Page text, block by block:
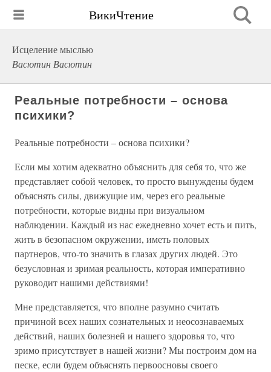
ВикиЧтение
Исцеление мыслью
Васютин Васютин
Реальные потребности – основа
психики?
Реальные потребности – основа психики?
Если мы хотим адекватно объяснить для себя то, что же
представляет собой человек, то просто вынуждены будем
объяснять силы, движущие им, через его реальные
потребности, которые видны при визуальном
наблюдении. Каждый из нас ежедневно хочет есть и пить,
жить в безопасном окружении, иметь половых
партнеров, что-то значить в глазах других людей. Это
безусловная и зримая реальность, которая императивно
руководит нашими действиями!
Мне представляется, что вполне разумно считать
причиной всех наших сознательных и неосознаваемых
действий, наших болезней и нашего здоровья то, что
зримо присутствует в нашей жизни? Мы построим дом на
песке, если будем объяснять первоосновы своего